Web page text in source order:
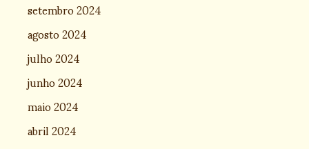
setembro 2024
agosto 2024
julho 2024
junho 2024
maio 2024
abril 2024